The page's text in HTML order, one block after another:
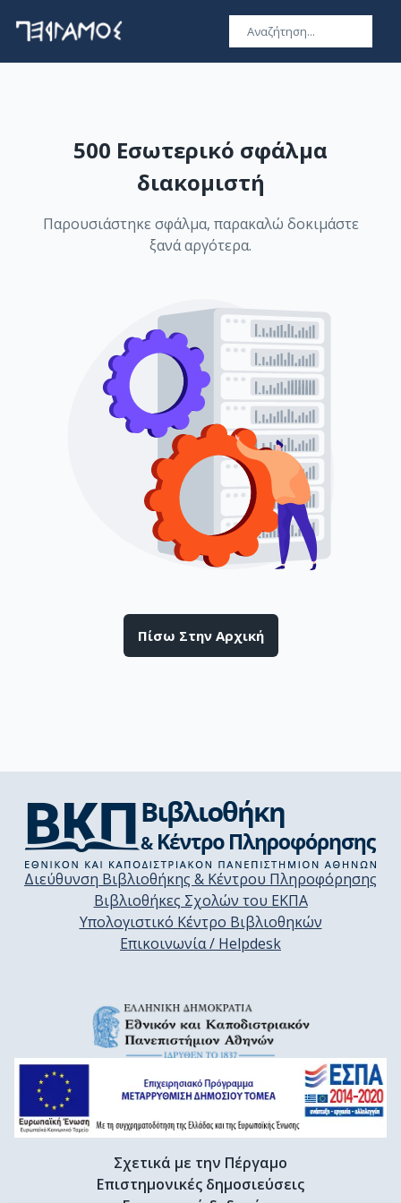
500 Εσωτερικό σφάλμα
διακομιστή
Παρουσιάστηκε σφάλμα, παρακαλώ δοκιμάστε
ξανά αργότερα.
Πίσω Στην Αρχική
Διεύθυνση Βιβλιοθήκης & Κέντρου Πληροφόρησης
Βιβλιοθήκες Σχολών του ΕΚΠΑ
Υπολογιστικό Κέντρο Βιβλιοθηκών
Επικοινωνία / Helpdesk
Σχετικά με την Πέργαμο
Επιστημονικές δημοσιεύσεις